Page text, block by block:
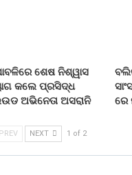
ଶେଷ ନିଶ୍ୱାସ
କଲେ ପ୍ରସିଦ୍ଧ
ଅଭିନେତା ଅସରାନି
ରେ
PREV NEXT 1 of 2